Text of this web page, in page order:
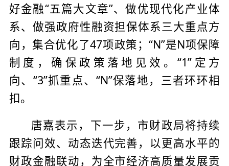
好金融“五篇大文章”、做优现代化产业体
系、做强政府性融资担保体系三大重点方
向，集合优化了47项政策；“N”是N项保障
制度，确保政策落地见效。“1”定方
向、“3”抓重点、“N”保落地，三者环环相
扣。
唐嘉表示，下一步，市财政局将持续
跟踪问效、动态迭代完善，以更高水平的
财政金融联动，为全市经济高质量发展贡